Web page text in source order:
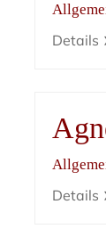
Details
Details